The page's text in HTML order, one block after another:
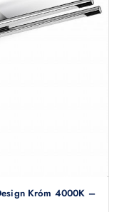
Króm 4000K –